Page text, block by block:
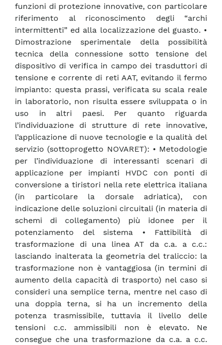
funzioni di protezione innovative, con particolare
riferimento al riconoscimento degli “archi
intermittenti” ed alla localizzazione del guasto. •
Dimostrazione sperimentale della possibilità
tecnica della connessione sotto tensione del
dispositivo di verifica in campo dei trasduttori di
tensione e corrente di reti AAT, evitando il fermo
impianto: questa prassi, verificata su scala reale
in laboratorio, non risulta essere sviluppata o in
uso in altri paesi. Per quanto riguarda
l’individuazione di strutture di rete innovative,
l’applicazione di nuove tecnologie e la qualità del
servizio (sottoprogetto NOVARET): • Metodologie
per l’individuazione di interessanti scenari di
applicazione per impianti HVDC con ponti di
conversione a tiristori nella rete elettrica italiana
(in particolare la dorsale adriatica), con
indicazione delle soluzioni circuitali (in materia di
schemi di collegamento) più idonee per il
potenziamento del sistema • Fattibilità di
trasformazione di una linea AT da c.a. a c.c.:
lasciando inalterata la geometria del traliccio: la
trasformazione non è vantaggiosa (in termini di
aumento della capacità di trasporto) nel caso si
consideri una semplice terna, mentre nel caso di
una doppia terna, si ha un incremento della
potenza trasmissibile, tuttavia il livello delle
tensioni c.c. ammissibili non è elevato. Ne
consegue che una trasformazione da c.a. a c.c.